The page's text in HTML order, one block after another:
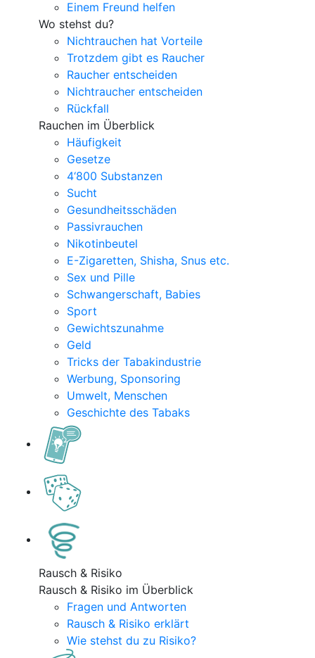
Einem Freund helfen
Wo stehst du?
Nichtrauchen hat Vorteile
Trotzdem gibt es Raucher
Raucher entscheiden
Nichtraucher entscheiden
Rückfall
Rauchen im Überblick
Häufigkeit
Gesetze
4‘800 Substanzen
Sucht
Gesundheitsschäden
Passivrauchen
Nikotinbeutel
E-Zigaretten, Shisha, Snus etc.
Sex und Pille
Schwangerschaft, Babies
Sport
Gewichtszunahme
Geld
Tricks der Tabakindustrie
Werbung, Sponsoring
Umwelt, Menschen
Geschichte des Tabaks
Rausch & Risiko
Rausch & Risiko im Überblick
Fragen und Antworten
Rausch & Risiko erklärt
Wie stehst du zu Risiko?